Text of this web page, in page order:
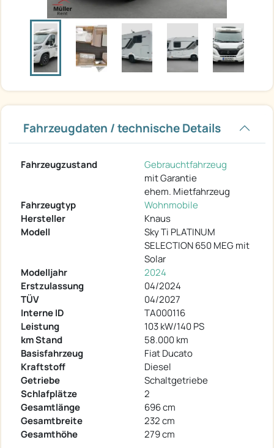
Fahrzeugdaten / technische Details
Fahrzeugzustand
Gebrauchtfahrzeug
mit Garantie
ehem. Mietfahrzeug
Fahrzeugtyp
Wohnmobile
Hersteller
Knaus
Modell
Sky Ti PLATINUM
SELECTION 650 MEG mit
Solar
Modelljahr
2024
Erstzulassung
04/2024
TÜV
04/2027
Interne ID
TA000116
Leistung
103 kW/140 PS
km Stand
58.000 km
Basisfahrzeug
Fiat Ducato
Kraftstoff
Diesel
Getriebe
Schaltgetriebe
Schlafplätze
2
Gesamtlänge
696 cm
Gesamtbreite
232 cm
Gesamthöhe
279 cm